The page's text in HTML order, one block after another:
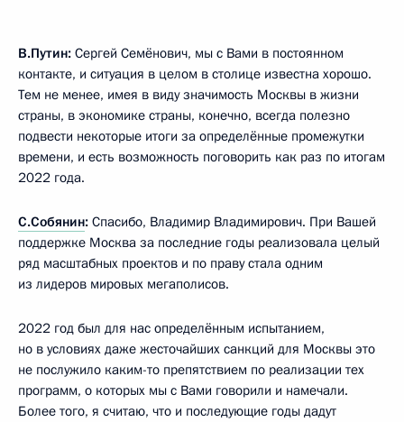
В.Путин: Сергей Семёнович, мы с Вами в постоянном
контакте, и ситуация в целом в столице известна хорошо.
Тем не менее, имея в виду значимость Москвы в жизни
страны, в экономике страны, конечно, всегда полезно
подвести некоторые итоги за определённые промежутки
времени, и есть возможность поговорить как раз по итогам
2022 года.
С.Собянин: Спасибо, Владимир Владимирович. При Вашей
поддержке Москва за последние годы реализовала целый
ряд масштабных проектов и по праву стала одним
из лидеров мировых мегаполисов.
2022 год был для нас определённым испытанием,
но в условиях даже жесточайших санкций для Москвы это
не послужило каким-то препятствием по реализации тех
программ, о которых мы с Вами говорили и намечали.
Более того, я считаю, что и последующие годы дадут